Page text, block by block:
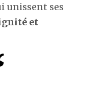
unissent ses
et